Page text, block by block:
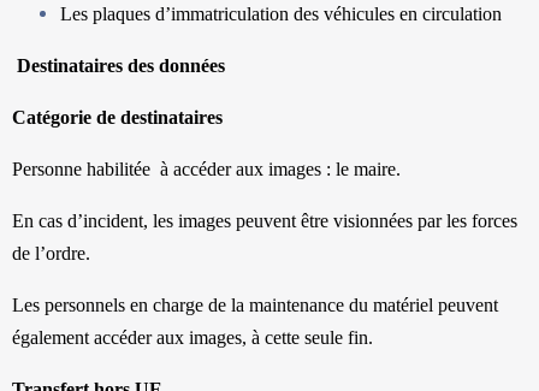
Les plaques d’immatriculation des véhicules en circulation
Destinataires des données
Catégorie de destinataires
Personne habilitée à accéder aux images : le maire.
En cas d’incident, les images peuvent être visionnées par les forces
de l’ordre.
Les personnels en charge de la maintenance du matériel peuvent
également accéder aux images, à cette seule fin.